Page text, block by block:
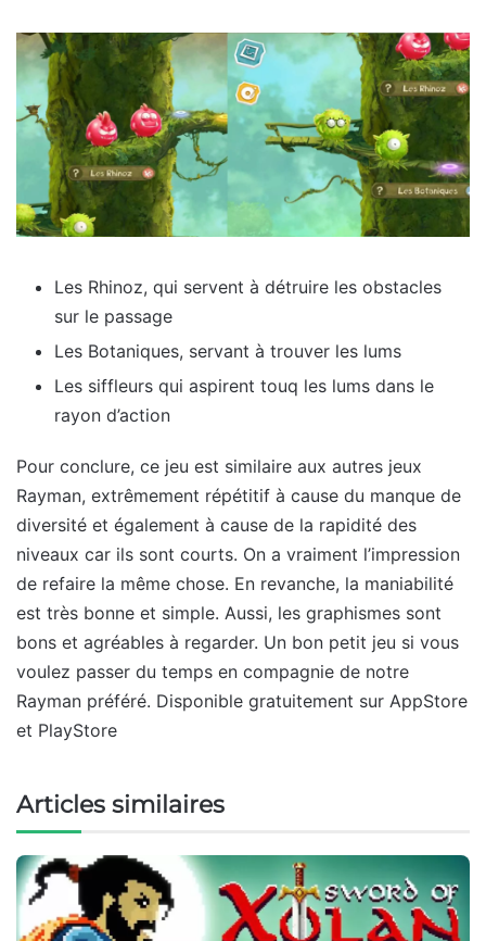
Les Rhinoz, qui servent à détruire les obstacles
sur le passage
Les Botaniques, servant à trouver les lums
Les siffleurs qui aspirent touq les lums dans le
rayon d’action
Pour conclure, ce jeu est similaire aux autres jeux
Rayman, extrêmement répétitif à cause du manque de
diversité et également à cause de la rapidité des
niveaux car ils sont courts. On a vraiment l’impression
de refaire la même chose. En revanche, la maniabilité
est très bonne et simple. Aussi, les graphismes sont
bons et agréables à regarder. Un bon petit jeu si vous
voulez passer du temps en compagnie de notre
Rayman préféré. Disponible gratuitement sur AppStore
et PlayStore
Articles similaires